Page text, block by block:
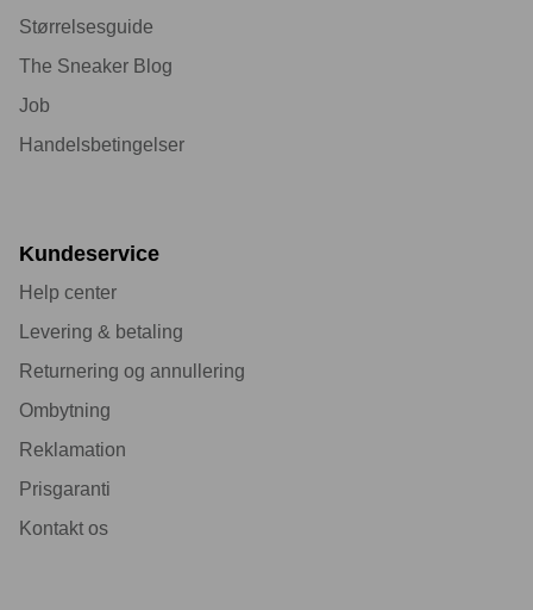
Størrelsesguide
The Sneaker Blog
Job
Handelsbetingelser
Kundeservice
Help center
Levering & betaling
Returnering og annullering
Ombytning
Reklamation
Prisgaranti
Kontakt os